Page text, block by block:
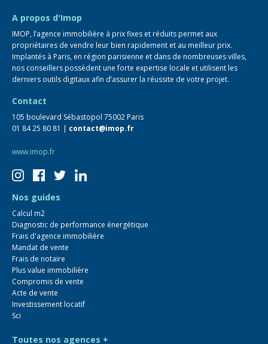
A propos d'Imop
IMOP, l’agence immobilière à prix fixes et réduits permet aux
propriétaires de vendre leur bien rapidement et au meilleur prix.
Implantés à Paris, en région parisienne et dans de nombreuses villes,
nos conseillers possèdent une forte expertise locale et utilisent les
derniers outils digitaux afin d’assurer la réussite de votre projet.
Contact
105 boulevard Sébastopol 75002 Paris
01 84 25 80 81 | contact@imop.fr
www.imop.fr
Nos guides
Calcul m2
Diagnostic de performance énergétique
Frais d'agence immobilière
Mandat de vente
Frais de notaire
Plus value immobilière
Compromis de vente
Acte de vente
Investissement locatif
Sci
Toutes nos agences +